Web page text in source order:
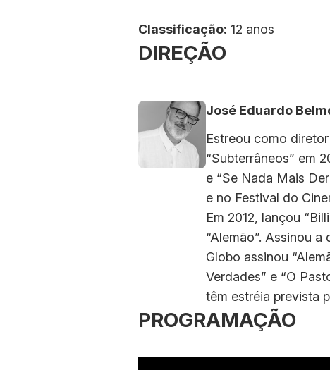
Classificação: 12 anos
DIREÇÃO
José Eduardo
Estreou como
“Subterrâneos” em
e “Se Nada Mais
e no Festival do
Em 2012, lançou
“Alemão”. Assinou
Globo assinou
Verdades” e “O
têm estréia prevista
PROGRAMAÇÃO